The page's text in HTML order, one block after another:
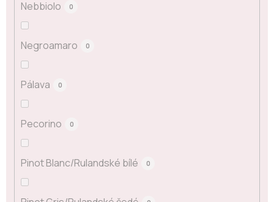
Nebbiolo 0
Negroamaro 0
Pálava 0
Pecorino 0
Pinot Blanc/Rulandské bílé 0